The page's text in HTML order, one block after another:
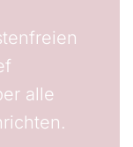
alle